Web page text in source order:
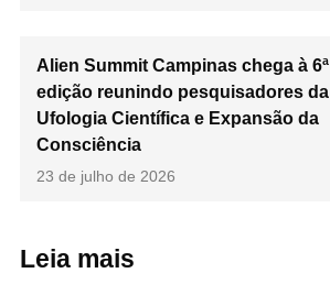
Alien Summit Campinas chega à 6ª
edição reunindo pesquisadores da
Ufologia Científica e Expansão da
Consciência
23 de julho de 2026
Leia mais